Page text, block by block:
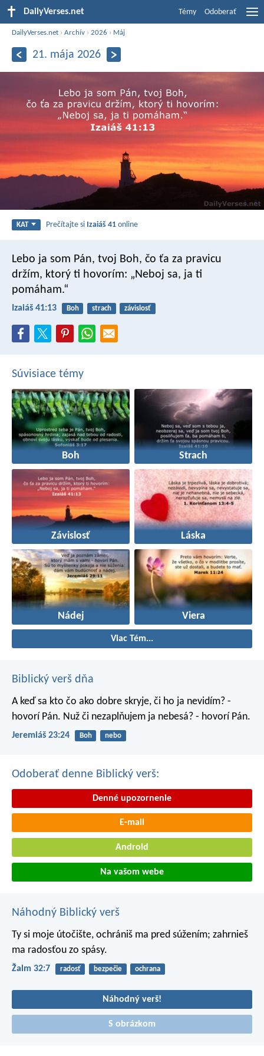
DailyVerses.net Témy Odoberať
DailyVerses.net ›Archív ›2026 › Máj
21. mája 2026
KAT Prečítajte si Izaiáš 41 online
Lebo ja som Pán, tvoj Boh, čo ťa za pravicu
držím, ktorý ti hovorím: „Neboj sa, ja ti
pomáham.“
Izaiáš 41:13 Boh strach závislosť
Súvisiace témy
Boh Strach
Závislosť Láska
Nádej Viera
Viac Tém...
Biblický verš dňa
A keď sa kto čo ako dobre skryje, či ho ja nevidím? -
hovorí Pán. Nuž či nezaplňujem ja nebesá? - hovorí Pán.
Jeremiáš 23:24 Boh nebo
Odoberať denne Biblický verš:
Denné upozornenie
E-mail
Android
Na vašom webe
Náhodný Biblický verš
Ty si moje útočište, ochrániš ma pred súžením; zahrnieš
ma radosťou zo spásy.
Žalm 32:7 radosť bezpečie ochrana
Náhodný verš!
S obrázkom